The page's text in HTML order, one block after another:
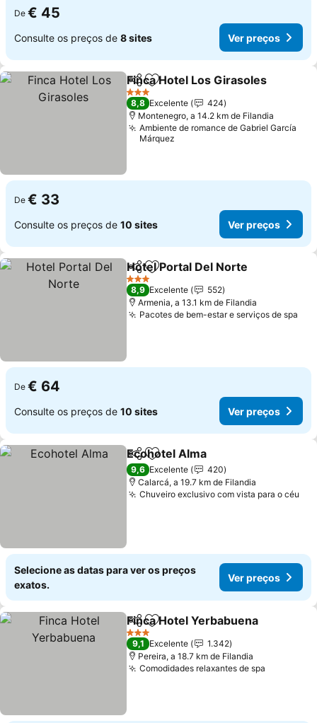
De € 45
Consulte os preços de 8 sites Ver preços
PartilharAdicionar aos favoritos
Finca Hotel Los Girasoles
3 Estrelas
8,8 Excelente
424
Montenegro, a 14.2 km de Filandia
Ambiente de romance de Gabriel García
Márquez
De € 33
Consulte os preços de 10 sites Ver preços
PartilharAdicionar aos favoritos
Hotel Portal Del Norte
3 Estrelas
8,9 Excelente
552
Armenia, a 13.1 km de Filandia
Pacotes de bem-estar e serviços de spa
De € 64
Consulte os preços de 10 sites Ver preços
PartilharAdicionar aos favoritos
Ecohotel Alma
9,6 Excelente
420
Calarcá, a 19.7 km de Filandia
Chuveiro exclusivo com vista para o céu
Selecione as datas para ver os preços
exatos.
Ver preços
PartilharAdicionar aos favoritos
Finca Hotel Yerbabuena
3 Estrelas
9,1 Excelente
1.342
Pereira, a 18.7 km de Filandia
Comodidades relaxantes de spa